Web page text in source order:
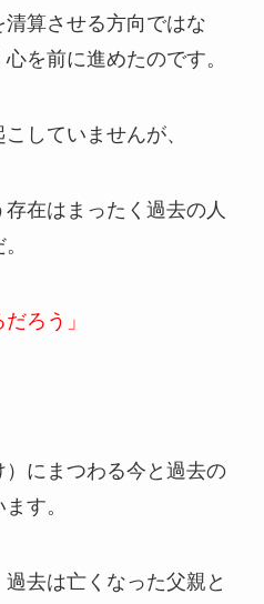
算させる方向ではな
を前に進めたのです。
していませんが、
在はまったく過去の人
ろう」
にまつわる今と過去の
す。
去は亡くなった父親と